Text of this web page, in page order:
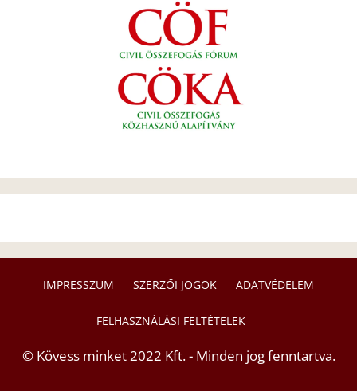
IMPRESSZUM SZERZŐI JOGOK ADATVÉDELEM
FELHASZNÁLÁSI FELTÉTELEK
© Kövess minket 2022 Kft. - Minden jog fenntartva.